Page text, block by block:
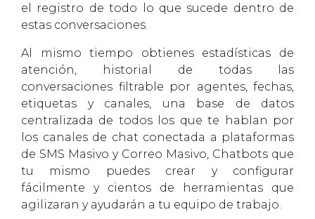
el registro de todo lo que sucede dentro de
estas conversaciones.
Al mismo tiempo obtienes estadísticas de
atención, historial de todas las
conversaciones filtrable por agentes, fechas,
etiquetas y canales, una base de datos
centralizada de todos los que te hablan por
los canales de chat conectada a plataformas
de SMS Masivo y Correo Masivo, Chatbots que
tu mismo puedes crear y configurar
fácilmente y cientos de herramientas que
agilizaran y ayudarán a tu equipo de trabajo.